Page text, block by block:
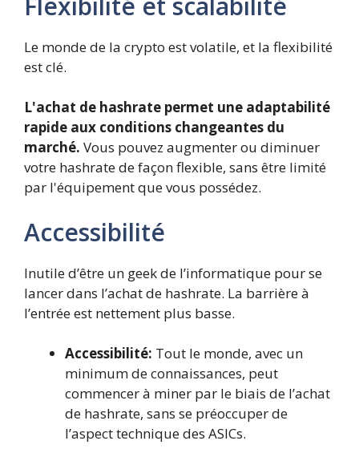
Le monde de la crypto est volatile, et la flexibilité
est clé.
L'achat de hashrate permet une adaptabilité
rapide aux conditions changeantes du
marché. Vous pouvez augmenter ou diminuer
votre hashrate de façon flexible, sans être limité
par l'équipement que vous possédez.
Accessibilité
Inutile d’être un geek de l’informatique pour se
lancer dans l’achat de hashrate. La barrière à
l’entrée est nettement plus basse.
Accessibilité: Tout le monde, avec un
minimum de connaissances, peut
commencer à miner par le biais de l’achat
de hashrate, sans se préoccuper de
l’aspect technique des ASICs.